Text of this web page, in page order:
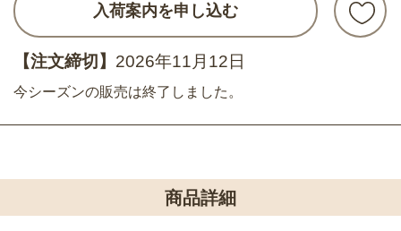
入荷案内を申し込む
【注文締切】 2026年11月12日
今シーズンの販売は終了しました。
商品詳細